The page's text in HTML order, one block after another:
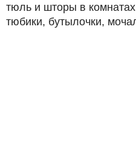
тюль и шторы в
тюбики, бутылочки,